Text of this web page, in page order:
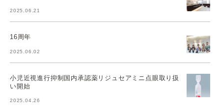
2025.06.21
16周年
2025.06.02
小児近視進行抑制国内承認薬リジュセアミニ点眼取り扱
い開始
2025.04.26